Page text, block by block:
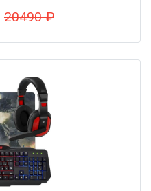
20490 ₽